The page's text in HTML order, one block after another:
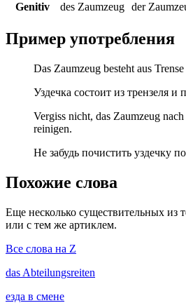
Genitiv
des Zaumzeug der
Пример употребления
Das Zaumzeug besteht aus
Уздечка состоит из трензеля и
Vergiss nicht, das Zaumzeug
reinigen.
Не забудь почистить уздечку
Похожие слова
Еще несколько существительных из
или с тем же артиклем.
Все слова на Z
das Abteilungsreiten
езда в смене